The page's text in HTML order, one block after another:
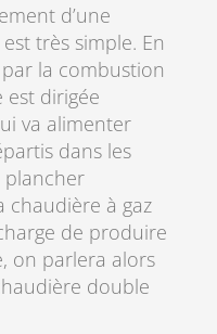
d’une
très simple. En
la combustion
est dirigée
va alimenter
dans les
plancher
chaudière à gaz
de produire
on parlera alors
double